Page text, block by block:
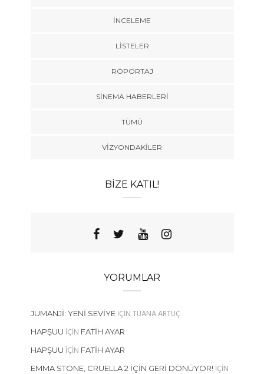
İNCELEME
LISTELER
RÖPORTAJ
SINEMA HABERLERI
TÜMÜ
VIZYONDAKILER
BIZE KATIL!
YORUMLAR
JUMANJI: YENI SEVIYEIÇINTUANA ARTUÇ
HAPŞUU IÇIN FATIH AYAR
HAPŞUU IÇIN FATIH AYAR
EMMA STONE, CRUELLA 2 İÇIN GERI DÖNÜYOR!IÇIN